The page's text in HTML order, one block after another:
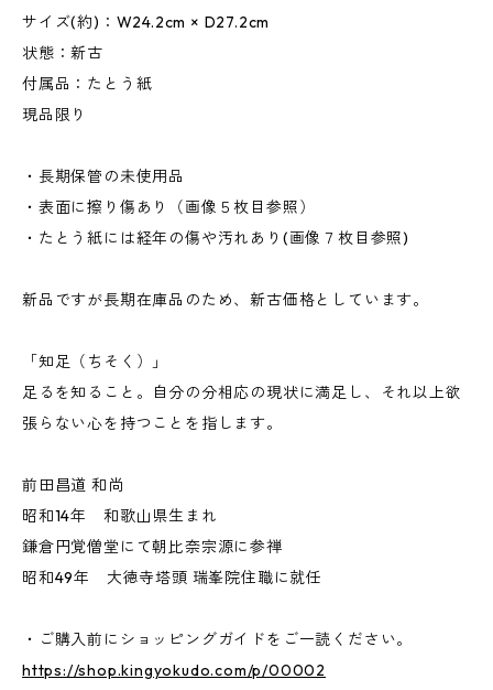
サイズ(約)：W24.2cm × D27.2cm
状態：新古
付属品：たとう紙
現品限り
・長期保管の未使用品
・表面に擦り傷あり（画像５枚目参照）
・たとう紙には経年の傷や汚れあり(画像７枚目参照)
新品ですが長期在庫品のため、新古価格としています。
「知足（ちそく）」
足るを知ること。自分の分相応の現状に満足し、それ以上欲
張らない心を持つことを指します。
前田昌道 和尚
昭和14年 和歌山県生まれ
鎌倉円覚僧堂にて朝比奈宗源に参禅
昭和49年 大徳寺塔頭 瑞峯院住職に就任
・ご購入前にショッピングガイドをご一読ください。
https://shop.kingyokudo.com/p/00002